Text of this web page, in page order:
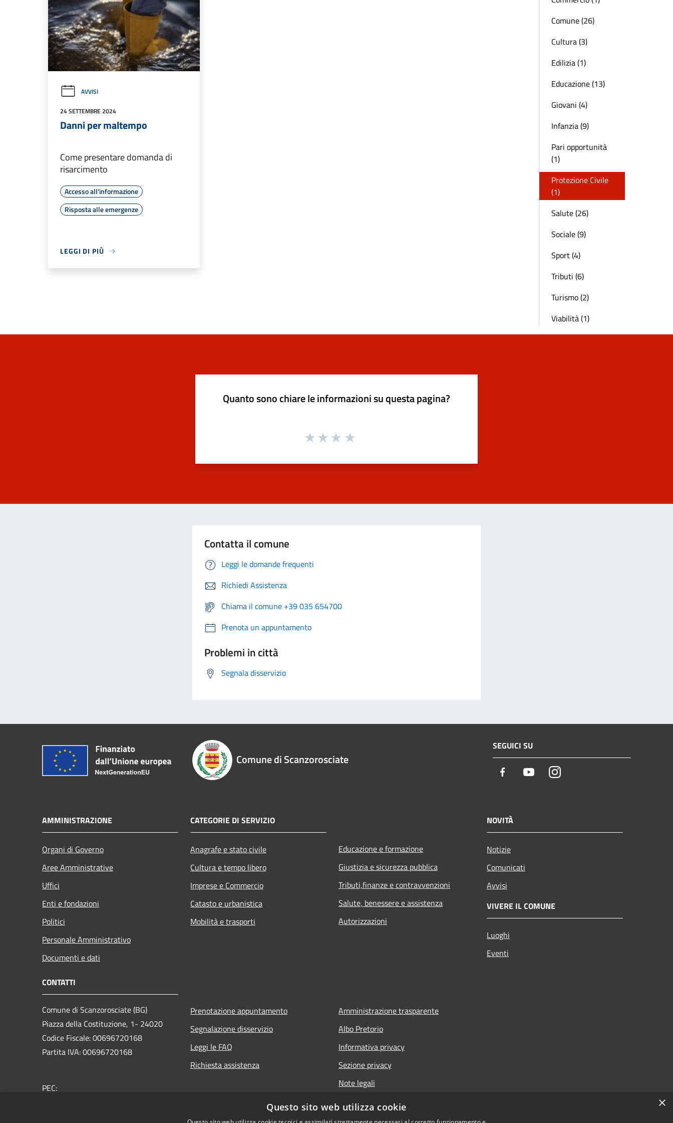
AVVISI
24 SETTEMBRE 2024
Danni per maltempo
Come presentare domanda di
risarcimento
Accesso all'informazione
Risposta alle emergenze
LEGGI DI PIÙ
Comune (26)
Cultura (3)
Edilizia (1)
Educazione (13)
Giovani (4)
Infanzia (9)
Pari opportunità
(1)
Protezione Civile
(1)
Salute (26)
Sociale (9)
Sport (4)
Tributi (6)
Turismo (2)
Viabilità (1)
Quanto sono chiare le informazioni su questa pagina?
Contatta il comune
Leggi le domande frequenti
Richiedi Assistenza
Chiama il comune +39 035 654700
Prenota un appuntamento
Problemi in città
Segnala disservizio
Comune di Scanzorosciate
SEGUICI SU
Facebook YoutubeInstagram
AMMINISTRAZIONE
Organi di Governo
Aree Amministrative
Uffici
Enti e fondazioni
Politici
Personale Amministrativo
Documenti e dati
CATEGORIE DI SERVIZIO
Anagrafe e stato civile
Cultura e tempo libero
Imprese e Commercio
Catasto e urbanistica
Mobilità e trasporti
Educazione e formazione
Giustizia e sicurezza pubblica
Tributi,finanze e contravvenzioni
Salute, benessere e assistenza
Autorizzazioni
NOVITÀ
Notizie
Comunicati
Avvisi
VIVERE IL COMUNE
Luoghi
Eventi
CONTATTI
Comune di Scanzorosciate (BG)
Piazza della Costituzione, 1- 24020
Codice Fiscale: 00696720168
Partita IVA: 00696720168
PEC:
Prenotazione appuntamento
Segnalazione disservizio
Leggi le FAQ
Richiesta assistenza
Amministrazione trasparente
Albo Pretorio
Informativa privacy
Sezione privacy
Note legali
Dichiarazione di accessibilità
×
Questo sito web utilizza cookie